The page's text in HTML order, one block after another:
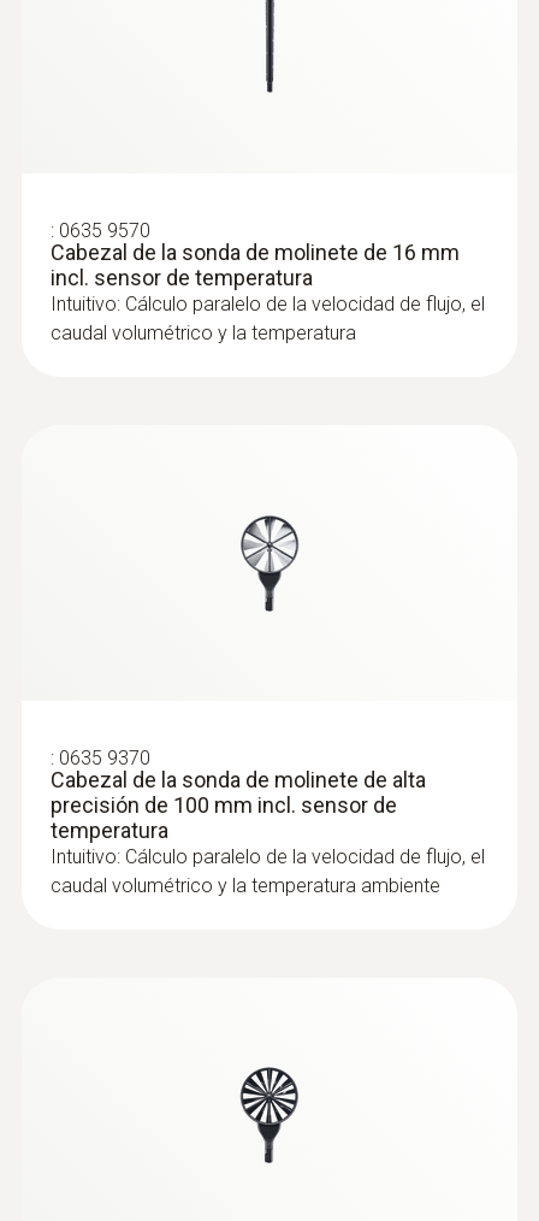
: 0635 9570
Cabezal de la sonda de molinete de 16 mm
incl. sensor de temperatura
Intuitivo: Cálculo paralelo de la velocidad de flujo, el
caudal volumétrico y la temperatura
: 0635 9370
Cabezal de la sonda de molinete de alta
precisión de 100 mm incl. sensor de
temperatura
Intuitivo: Cálculo paralelo de la velocidad de flujo, el
caudal volumétrico y la temperatura ambiente